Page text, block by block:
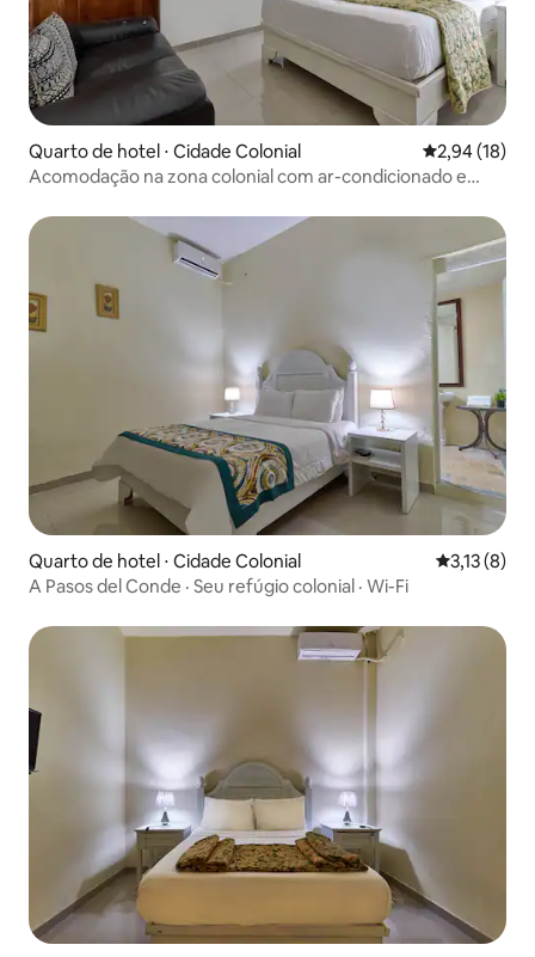
Quarto de hotel ⋅ Cidade Colonial 2,94 de uma
2,94 (18)
Acomodação na zona colonial com ar-condicionado e
Quarto de hotel ⋅ Cidade Colonial 3,13 de
3,13 (8)
A Pasos del Conde · Seu refúgio colonial · Wi-Fi